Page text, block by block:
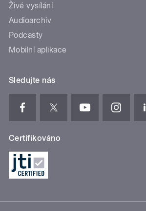
Živé vysílání
Audioarchiv
Podcasty
Mobilní aplikace
Sledujte nás
Certifikováno